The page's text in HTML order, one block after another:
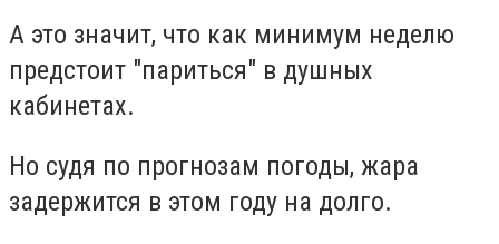
А это значит, что как минимум неделю
предстоит "париться" в душных
кабинетах.
Но судя по прогнозам погоды, жара
задержится в этом году на долго.